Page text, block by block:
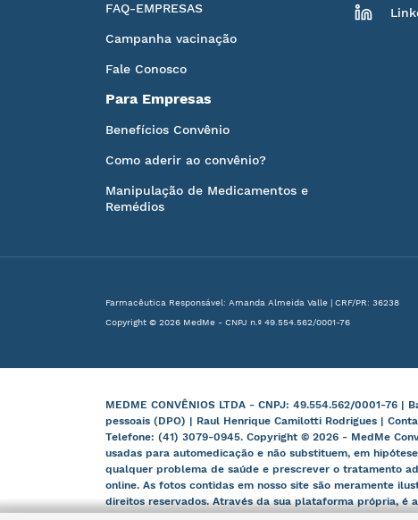
FAQ-EMPRESAS
Campanha vacinação
Fale Conosco
Para Empresas
Benefícios Convênio
Como aderir ao convênio?
Manipulação de Medicamentos e
Remédios
Farmacêutica Responsável: Amanda Almeida Valle | CRF/PR: 36238
Copyright © 2026 MedMe - CNPJ n.º 49.554.562/0001-76
MEDME CONVÊNIOS LTDA - CNPJ: 49.554.562/0001-76
pessoais (DPO) | Raul Henrique Camilotti Rodrigues |
Telefone: (41) 3079-0945. Copyright © 2026 - MedMe
usadas para automedicação e não substituem, em
qualquer problema de saúde e prescrever o tratamento
online. As fotos contidas em nosso site são meramente
direitos reservados. Através da sua plataforma própria, é